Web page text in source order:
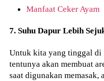
Manfaat Ceker Ayam
7. Suhu Dapur Lebih
Untuk kita yang tinggal
tentunya akan membuat
saat digunakan memasak,